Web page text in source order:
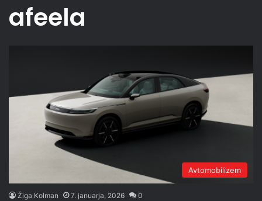
afeela
Avtomobilizem
Žiga Kolman 7. januarja, 2026 0